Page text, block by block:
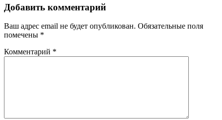
Добавить комментарий
Ваш адрес email не будет опубликован. Обязательные поля
помечены *
Комментарий *